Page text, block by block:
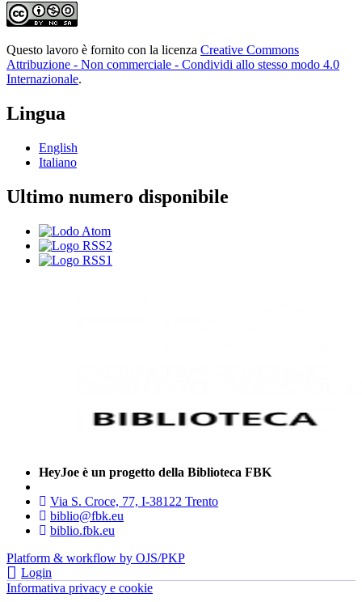
Questo lavoro è fornito con la licenza Creative Commons
Attribuzione - Non commerciale - Condividi allo stesso modo 4.0
Internazionale.
Lingua
English
Italiano
Ultimo numero disponibile
HeyJoe è un progetto della Biblioteca FBK
Via S. Croce, 77, I-38122 Trento
biblio@fbk.eu
biblio.fbk.eu
Platform & workflow by OJS/PKP
Login
Informativa privacy e cookie